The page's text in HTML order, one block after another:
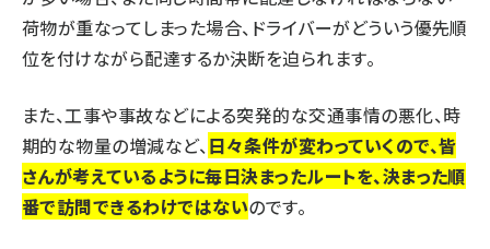
荷物が重なってしまった場合、ドライバーがどういう優先順
位を付けながら配達するか決断を迫られます。
また、工事や事故などによる突発的な交通事情の悪化、時
期的な物量の増減など、日々条件が変わっていくので、皆
さんが考えているように毎日決まったルートを、決まった順
番で訪問できるわけではないのです。